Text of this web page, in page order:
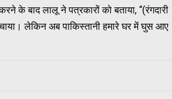
के बाद लालू ने पत्रकारों को बताया, ‘‘(रंगदारी
लेकिन अब पाकिस्तानी हमारे घर में घुस आए